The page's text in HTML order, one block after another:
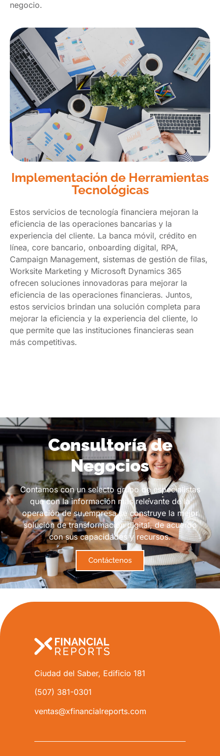
negocio.
Implementación de Herramientas
Tecnológicas
Estos servicios de tecnología financiera mejoran la
eficiencia de las operaciones bancarias y la
experiencia del cliente. La banca móvil, crédito en
línea, core bancario, onboarding digital, RPA,
Campaign Management, sistemas de gestión de filas,
Worksite Marketing y Microsoft Dynamics 365
ofrecen soluciones innovadoras para mejorar la
eficiencia de las operaciones financieras. Juntos,
estos servicios brindan una solución completa para
mejorar la eficiencia y la experiencia del cliente, lo
que permite que las instituciones financieras sean
más competitivas.
Consultoría de
Negocios
Contamos con un selecto grupo de especialistas
que con la información más relevante de la
operación de su empresa se construye la mejor
solución de transformación digital, de acuerdo
con sus capacidades y recursos.
Contáctenos
Ciudad del Saber, Edificio 181
(507) 381-0301
ventas@xfinancialreports.com